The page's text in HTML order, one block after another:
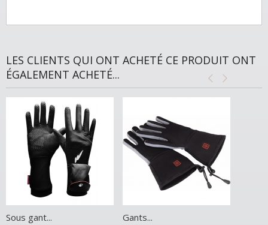
LES CLIENTS QUI ONT ACHETÉ CE PRODUIT ONT
ÉGALEMENT ACHETÉ...
Sous gant... Gants...